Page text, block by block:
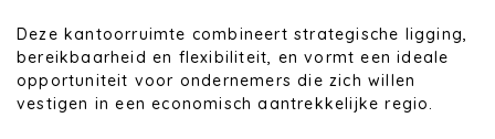
Deze kantoorruimte combineert strategische ligging,
bereikbaarheid en flexibiliteit, en vormt een ideale
opportuniteit voor ondernemers die zich willen
vestigen in een economisch aantrekkelijke regio.